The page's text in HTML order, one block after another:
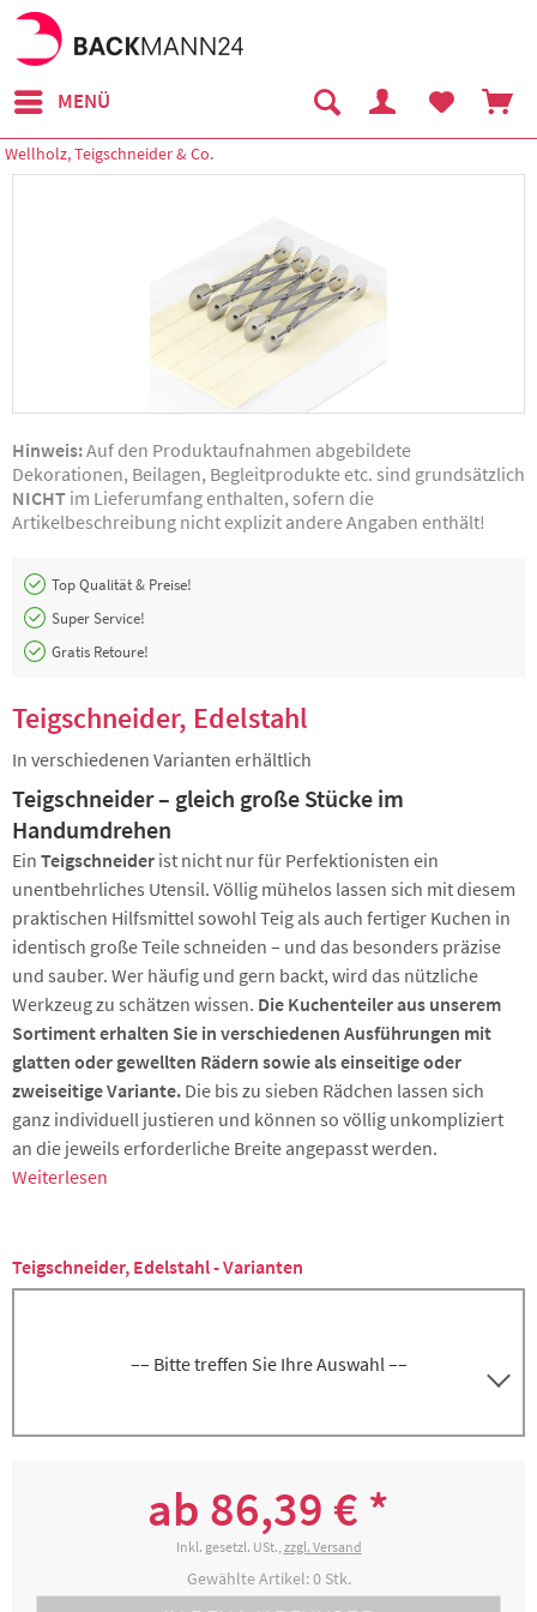
MENÜ
Wellholz, Teigschneider & Co.
Hinweis:Auf den Produktaufnahmen abgebildete
Dekorationen, Beilagen, Begleitprodukte etc. sind grundsätzlich
NICHT im Lieferumfang enthalten, sofern die
Artikelbeschreibung nicht explizit andere Angaben enthält!
Top Qualität & Preise!
Super Service!
Gratis Retoure!
Teigschneider, Edelstahl
In verschiedenen Varianten erhältlich
Teigschneider – gleich große Stücke im
Handumdrehen
Ein Teigschneider ist nicht nur für Perfektionisten ein
unentbehrliches Utensil. Völlig mühelos lassen sich mit diesem
praktischen Hilfsmittel sowohl Teig als auch fertiger Kuchen in
identisch große Teile schneiden – und das besonders präzise
und sauber. Wer häufig und gern backt, wird das nützliche
Werkzeug zu schätzen wissen. Die Kuchenteiler aus unserem
Sortiment erhalten Sie in verschiedenen Ausführungen mit
glatten oder gewellten Rädern sowie als einseitige oder
zweiseitige Variante. Die bis zu sieben Rädchen lassen sich
ganz individuell justieren und können so völlig unkompliziert
an die jeweils erforderliche Breite angepasst werden.
Weiterlesen
Teigschneider, Edelstahl - Varianten
–– Bitte treffen Sie Ihre Auswahl ––
ab 86,39 € *
Inkl. gesetzl. USt., zzgl. Versand
Gewählte Artikel:0Stk.